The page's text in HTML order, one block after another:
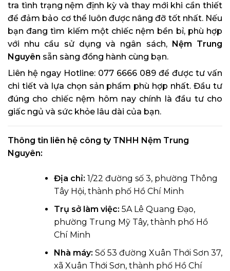
tra tình trạng nệm định kỳ và thay mới khi cần thiết
để đảm bảo cơ thể luôn được nâng đỡ tốt nhất. Nếu
bạn đang tìm kiếm một chiếc nệm bền bỉ, phù hợp
với nhu cầu sử dụng và ngân sách,
Nệm Trung
Nguyên sẵn sàng đồng hành cùng bạn.
Liên hệ ngay Hotline: 077 6666 089 để được tư vấn
chi tiết và lựa chọn sản phẩm phù hợp nhất. Đầu tư
đúng cho chiếc nệm hôm nay chính là đầu tư cho
giấc ngủ và sức khỏe lâu dài của bạn.
Thông tin liên hệ công ty TNHH Nệm Trung
Nguyên:
Địa chỉ: 1/22 đường số 3, phường Thông
Tây Hội, thành phố Hồ Chí Minh
Trụ sở làm việc: 5A Lê Quang Đạo,
phường Trung Mỹ Tây, thành phố Hồ
Chí Minh
Nhà máy: Số 53 đường Xuân Thới Sơn 37,
xã Xuân Thới Sơn, thành phố Hồ Chí